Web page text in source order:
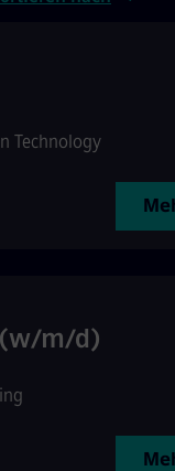
Technology
m/d)